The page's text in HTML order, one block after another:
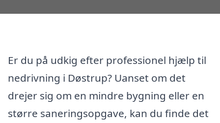
Er du på udkig efter professionel hjælp til
nedrivning i Døstrup? Uanset om det
drejer sig om en mindre bygning eller en
større saneringsopgave, kan du finde det